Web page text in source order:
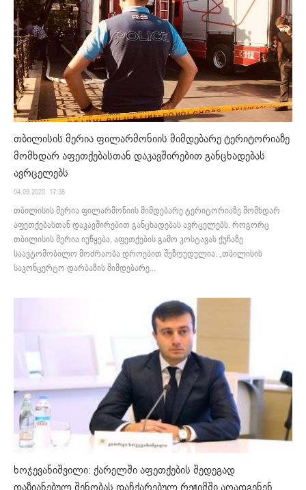
თბილისის მერია ფილარმონიის მიმდებარე ტერიტორიაზე
მომხდარ აფეთქებასთან დაკავშირებით განცხადებას
ავრცელებს
04.09.2020. 17:38
თბილისის მერია ფილარმონიის მიმდებარე ტერიტორიაზე მომხდარ
აფეთქებასთან დაკავშირებით განცხადებას ავრცელებს. როგორც
თბილისის მერია იუწყება, აფეთქების გამო კოსტავას ქუჩაზე
საავტომობილო მოძრაობა დროებით შეზღუდულია. „თბილისის
საკონცერტო დარბაზის მიმდებარე...
ხოჯევანიშვილი: ქარელში აფეთქების შედეგად